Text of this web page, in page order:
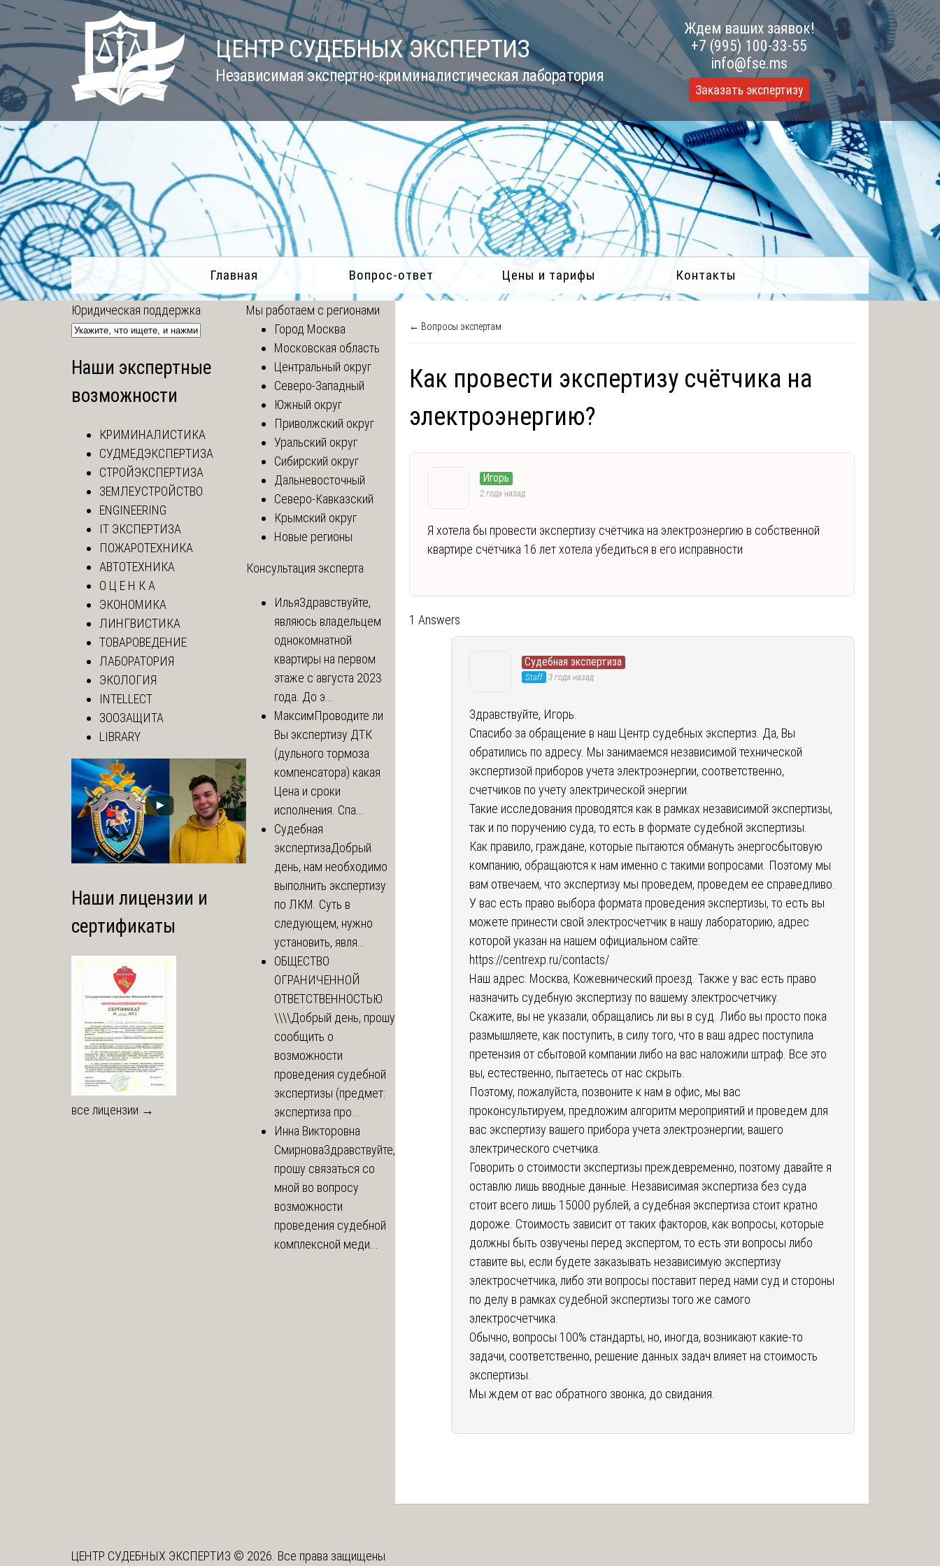
Skip
to
content
ЦЕНТР СУДЕБНЫХ ЭКСПЕРТИЗ
Независимая экспертно-криминалистическая лаборатория
Ждем ваших заявок!
+7 (995) 100-33-55
info@fse.ms
Заказать экспертизу
Главная Вопрос-ответ Цены и тарифы Контакты
← Вопросы экспертам
Как провести экспертизу счётчика на
электроэнергию?
Игорь
2 года назад
Я хотела бы провести экспертизу счётчика на электроэнергию в собственной
квартире счётчика 16 лет хотела убедиться в его исправности
1 Answers
Судебная экспертиза
Staff 3 года назад
Здравствуйте, Игорь.
Спасибо за обращение в наш Центр судебных экспертиз. Да, Вы
обратились по адресу. Мы занимаемся независимой технической
экспертизой приборов учета электроэнергии, соответственно,
счетчиков по учету электрической энергии.
Такие исследования проводятся как в рамках независимой экспертизы,
так и по поручению суда, то есть в формате судебной экспертизы.
Как правило, граждане, которые пытаются обмануть энергосбытовую
компанию, обращаются к нам именно с такими вопросами. Поэтому мы
вам отвечаем, что экспертизу мы проведем, проведем ее справедливо.
У вас есть право выбора формата проведения экспертизы, то есть вы
можете принести свой электросчетчик в нашу лабораторию, адрес
которой указан на нашем официальном сайте:
https://centrexp.ru/contacts/
Наш адрес: Москва, Кожевнический проезд. Также у вас есть право
назначить судебную экспертизу по вашему электросчетчику.
Скажите, вы не указали, обращались ли вы в суд. Либо вы просто пока
размышляете, как поступить, в силу того, что в ваш адрес поступила
претензия от сбытовой компании либо на вас наложили штраф. Все это
вы, естественно, пытаетесь от нас скрыть.
Поэтому, пожалуйста, позвоните к нам в офис, мы вас
проконсультируем, предложим алгоритм мероприятий и проведем для
вас экспертизу вашего прибора учета электроэнергии, вашего
электрического счетчика.
Говорить о стоимости экспертизы преждевременно, поэтому давайте я
оставлю лишь вводные данные. Независимая экспертиза без суда
стоит всего лишь 15000 рублей, а судебная экспертиза стоит кратно
дороже. Стоимость зависит от таких факторов, как вопросы, которые
должны быть озвучены перед экспертом, то есть эти вопросы либо
ставите вы, если будете заказывать независимую экспертизу
электросчетчика, либо эти вопросы поставит перед нами суд и стороны
по делу в рамках судебной экспертизы того же самого
электросчетчика.
Обычно, вопросы 100% стандарты, но, иногда, возникают какие-то
задачи, соответственно, решение данных задач влияет на стоимость
экспертизы.
Мы ждем от вас обратного звонка, до свидания.
Юридическая поддержка
Наши экспертные
возможности
КРИМИНАЛИСТИКА
СУДМЕДЭКСПЕРТИЗА
СТРОЙЭКСПЕРТИЗА
ЗЕМЛЕУСТРОЙСТВО
ENGINEERING
IT ЭКСПЕРТИЗА
ПОЖАРОТЕХНИКА
АВТОТЕХНИКА
О Ц Е Н К А
ЭКОНОМИКА
ЛИНГВИСТИКА
ТОВАРОВЕДЕНИЕ
ЛАБОРАТОРИЯ
ЭКОЛОГИЯ
INTELLECT
ЗООЗАЩИТА
LIBRARY
Наши лицензии и
сертификаты
все лицензии →
Мы работаем с регионами
Город Москва
Московская область
Центральный округ
Северо-Западный
Южный округ
Приволжский округ
Уральский округ
Сибирский округ
Дальневосточный
Северо-Кавказский
Крымский округ
Новые регионы
Консультация эксперта
ИльяЗдравствуйте,
являюсь владельцем
однокомнатной
квартиры на первом
этаже с августа 2023
года. До э...
МаксимПроводите ли
Вы экспертизу ДТК
(дульного тормоза
компенсатора) какая
Цена и сроки
исполнения. Спа...
Судебная
экспертизаДобрый
день, нам необходимо
выполнить экспертизу
по ЛКМ. Суть в
следующем, нужно
установить, явля...
ОБЩЕСТВО
ОГРАНИЧЕННОЙ
ОТВЕТСТВЕННОСТЬЮ
\\\\Добрый день, прошу
сообщить о
возможности
проведения судебной
экспертизы (предмет:
экспертиза про...
Инна Викторовна
СмирноваЗдравствуйте,
прошу связаться со
мной во вопросу
возможности
проведения судебной
комплексной меди...
ЦЕНТР СУДЕБНЫХ ЭКСПЕРТИЗ © 2026. Все права защищены